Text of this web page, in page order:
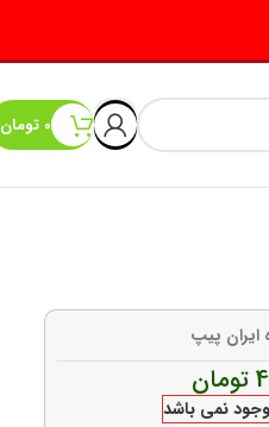
0 تومان
ایران پیپ
تومان
نمی باشد